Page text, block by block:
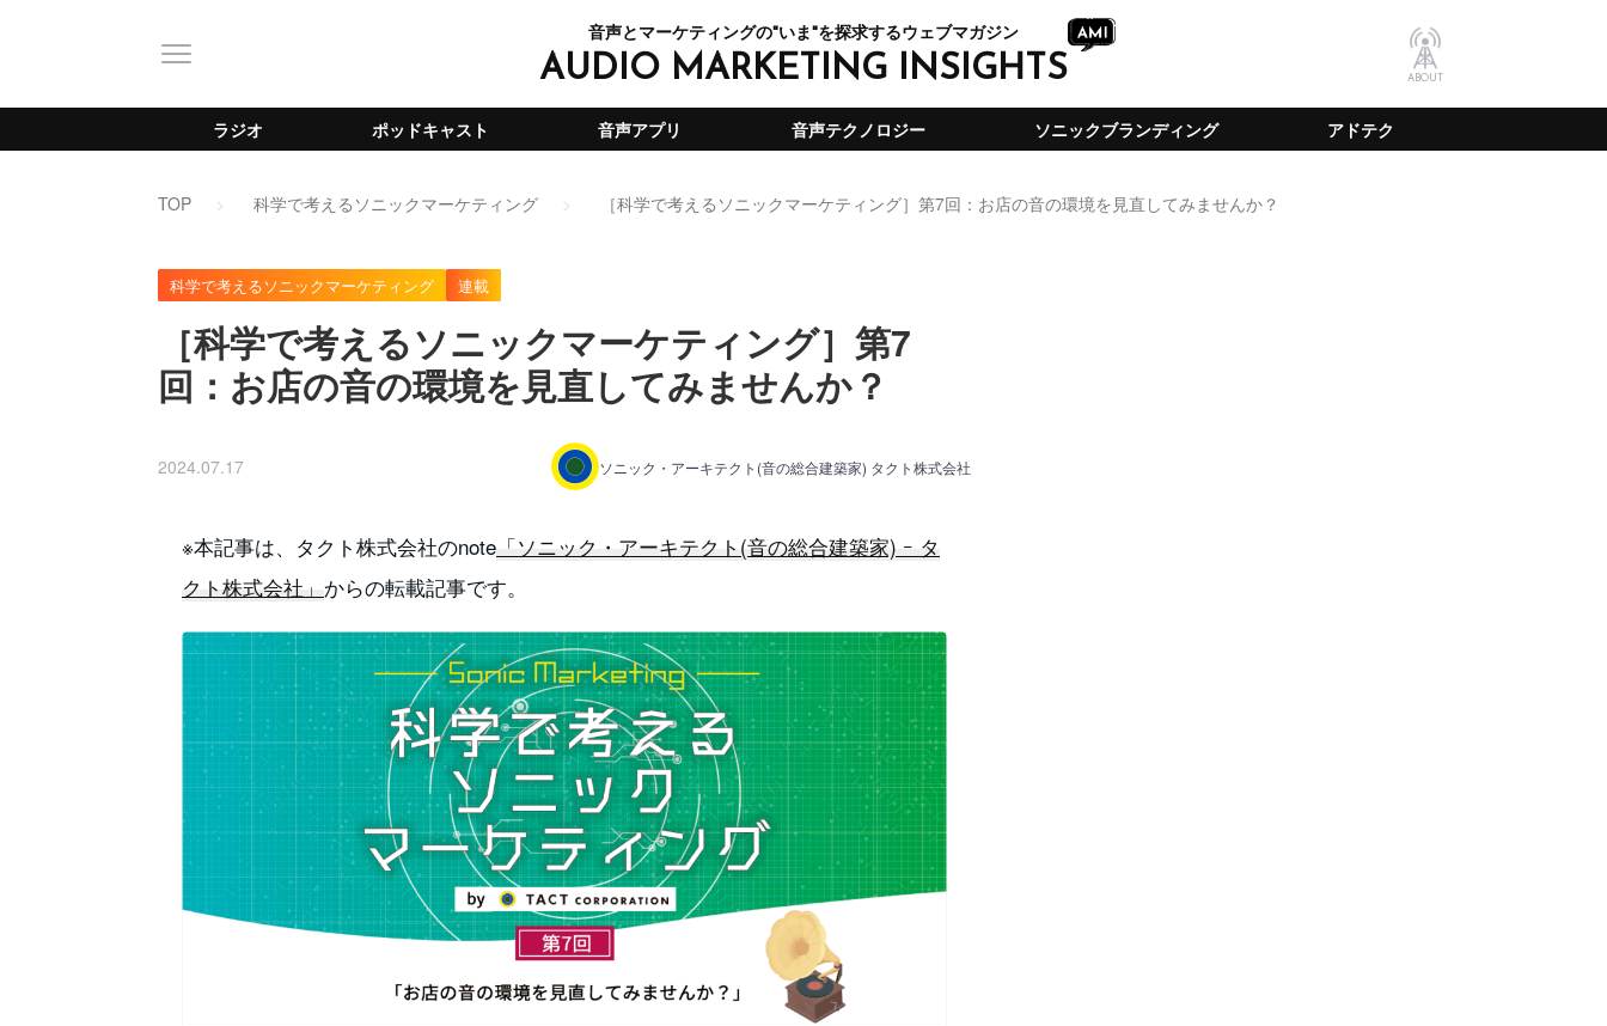
音声とマーケティングの"いま"を探求するウェブマガジン
AUDIO MARKETING INSIGHTS ABOUT
ラジオ ポッドキャスト 音声アプリ 音声テクノロジー ソニックブランディング アドテク
TOP 科学で考えるソニックマーケティング ［科学で考えるソニックマーケティング］第7回：お店の音の環境を見直してみませんか？
科学で考えるソニックマーケティング 連載
［科学で考えるソニックマーケティング］第7
回：お店の音の環境を見直してみませんか？
2024.07.17 ソニック・アーキテクト(音の総合建築家) タクト株式会社
※本記事は、タクト株式会社のnote 「ソニック・アーキテクト(音の総合建築家) ｰ タ
クト株式会社」 からの転載記事です。